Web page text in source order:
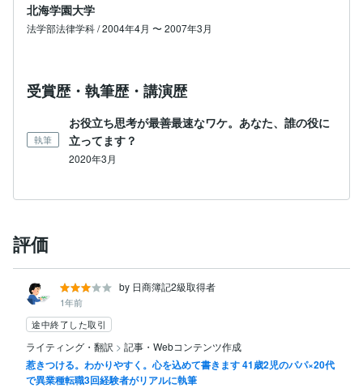
北海学園大学
法学部法律学科 / 2004年4月 〜 2007年3月
受賞歴・執筆歴・講演歴
執筆
お役立ち思考が最善最速なワケ。あなた、誰の役に
立ってます？
2020年3月
評価
by 日商簿記2級取得者
1年前
途中終了した取引
ライティング・翻訳 > 記事・Webコンテンツ作成
惹きつける。わかりやすく。心を込めて書きます 41歳2児のパパ×20代
で異業種転職3回経験者がリアルに執筆